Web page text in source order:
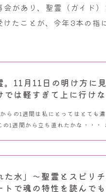
があり、聖霊（ガイド
たことが、今年3本の指
。11月11日の明け方に
は軽すぎて上に行けな
らの1週間は私にとってはとても
の1週間から立ち直れたかな・・・
た水」～聖霊とスピリ
トで魂の特性を読んで